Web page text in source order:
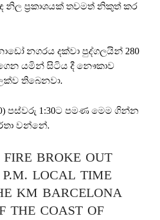
නිල ප්‍රකාශයක් තවමත් නිකුත් කර
නගරය දක්වා පුද්ගලයින් 280
යමින් සිටිය දී නෞකාව
තිබෙනවා.
පස්වරු 1:30ට පමණ මෙම ගින්න
වන්නේ.
BROKE OUT
LOCAL TIME
KM BARCELONA
THE COAST OF